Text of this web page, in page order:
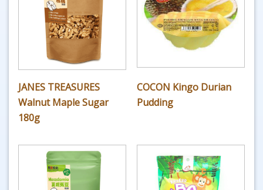
JANES TREASURES
Walnut Maple Sugar
180g
COCON Kingo Durian
Pudding